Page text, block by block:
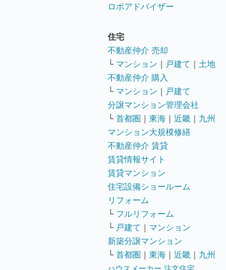
ロボアドバイザー
住宅
不動産仲介 売却
└ マンション ｜ 戸建て ｜ 土地
不動産仲介 購入
└ マンション ｜ 戸建て
分譲マンション管理会社
└ 首都圏 ｜ 東海 ｜ 近畿 ｜ 九州
マンション大規模修繕
不動産仲介 賃貸
賃貸情報サイト
賃貸マンション
住宅設備ショールーム
リフォーム
└ フルリフォーム
└ 戸建て ｜ マンション
新築分譲マンション
└ 首都圏 ｜ 東海 ｜ 近畿 ｜ 九州